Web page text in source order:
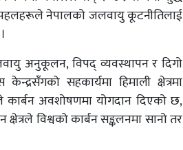
पहलहरूले नेपालको जलवायु कूटनीतिलाई
अनुकूलन, विपद् व्यवस्थापन र दिगो
सहकार्यमा हिमाली क्षेत्रमा
कार्बन अवशोषणमा योगदान दिएको छ,
विश्वको कार्बन सङ्कलनमा सानो तर